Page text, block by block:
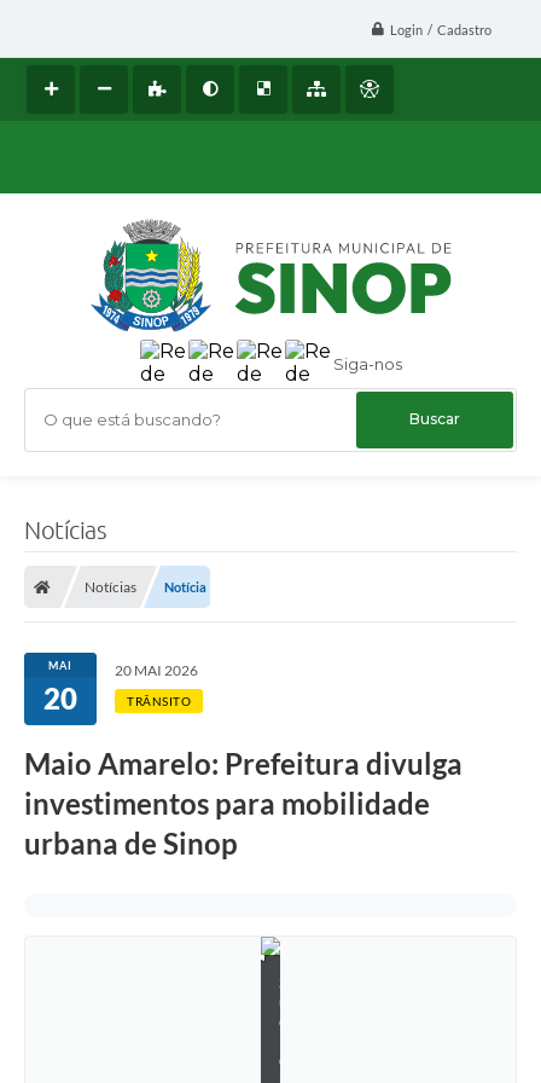
Login / Cadastro
Siga-nos
O que está buscando?
Notícias
Notícias Notícia
MAI
20
20 MAI 2026
TRÂNSITO
Maio Amarelo: Prefeitura divulga
investimentos para mobilidade
urbana de Sinop
S
u
e
e